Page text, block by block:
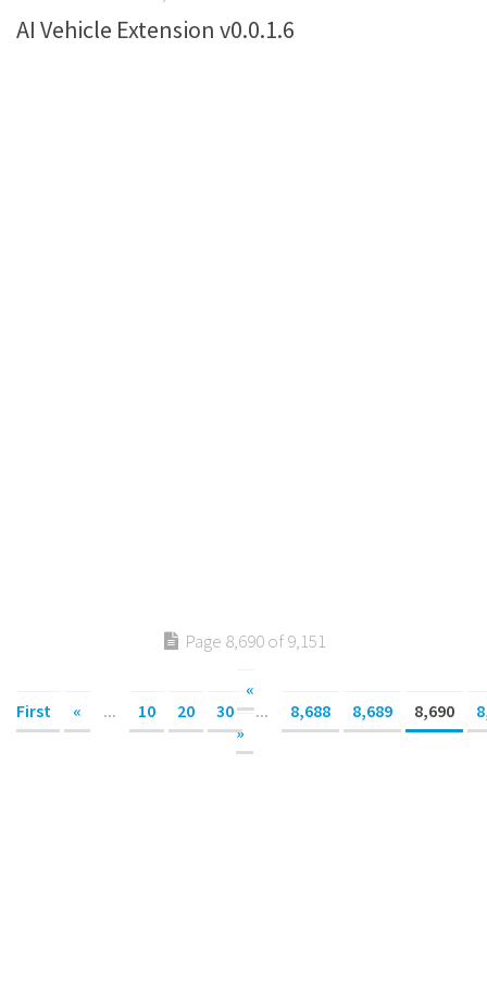
AI Vehicle Extension v0.0.1.6
Page 8,690 of 9,151
«
First
« ... 10 20 30 ... 8,688 8,689 8,690
»